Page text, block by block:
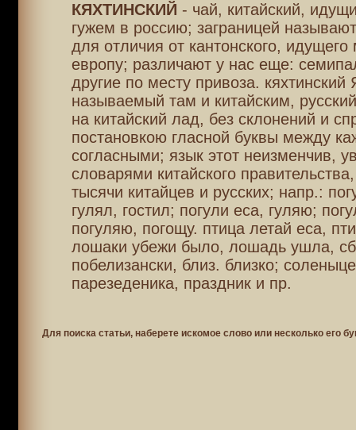
КЯХТИНСКИЙ - чай, китайский,
гужем в россию; заграницей
для отличия от кантонского,
европу; различают у нас еще:
другие по месту привоза.
называемый там и китайским,
на китайский лад, без склонений и
постановкою гласной буквы между
согласными; язык этот неизменчив,
словарями китайского
тысячи китайцев и русских; напр.:
гулял, гостил; погули еса, гуляю;
погуляю, погощу. птица летай еса,
лошаки убежи было, лошадь ушла,
побелизански, близ. близко;
парезеденика, праздник и пр.
Для поиска статьи, наберете искомое слово или несколько его